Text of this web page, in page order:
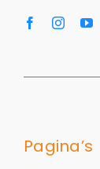
Pagina’s